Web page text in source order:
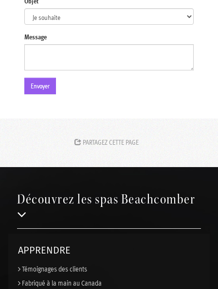
Message
Envoyer
PARTAGEZ CETTE PAGE
Découvrez les spas Beachcomber
APPRENDRE
Témoignages des clients
Fabriqué à la main au Canada